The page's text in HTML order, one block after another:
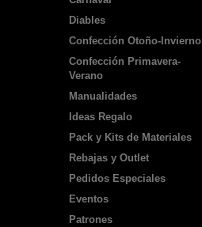
Diables
Confección Otoño-Invierno
Confección Primavera-
Verano
Manualidades
Ideas Regalo
Pack y Kits de Materiales
Rebajas y Outlet
Pedidos Especiales
Eventos
Patrones